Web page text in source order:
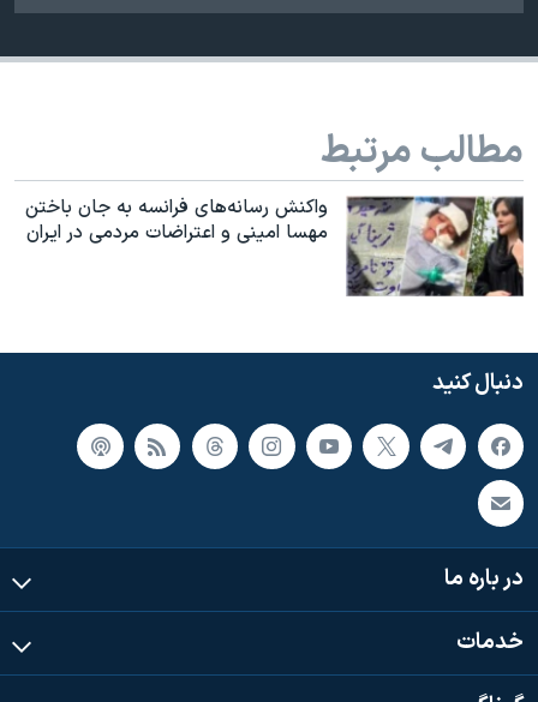
مطالب مرتبط
واکنش رسانه‌های فرانسه به جان باختن
مهسا امینی و اعتراضات مردمی در ایران
دنبال کنید
در باره ما
خدمات